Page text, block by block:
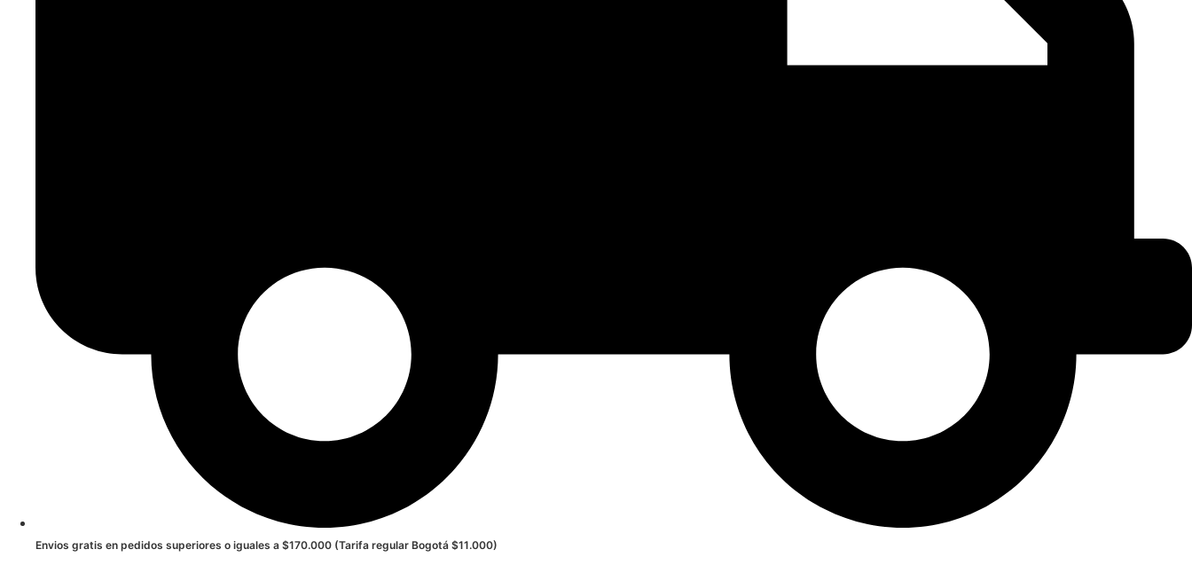
Envios gratis en pedidos superiores o iguales a $170.000 (Tarifa regular Bogotá $11.000)